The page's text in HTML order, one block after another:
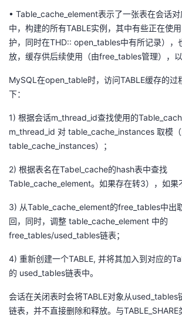
• Table_cache_element表示了一张表在会话对
中， 构建的所有TABLE实例，其中有些正在使
护， 同时在THD:: open_tables中有所记录），
放，缓存供后续使用（由free_tables管理） ，
MySQL在open_table时，访问TABLE缓存的过
下：
1) 根据会话m_thread_id查找使用的
m_thread_id 对 table_cache_instances 取模
table_cache_instances）；
2) 根据表名在Tabel_cache的hash表中查找
Table_cache_element。如果存在转3），如果
3) 从Table_cache_element的free_tables中出
回，同时，调整 table_cache_element 中的
free_tables/used_tables链表；
4) 重新创建一个TABLE, 并将其加入到对应的
的 used_tables链表中。
会话在关闭表时会将TABLE对象从
链表，并不直接删除和释放。与TABLE_SHARE